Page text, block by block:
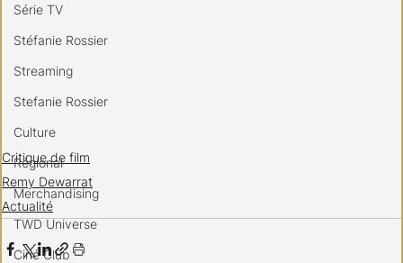
Série TV
Stéfanie Rossier
Streaming
Stefanie Rossier
Culture
Régional
Merchandising
TWD Universe
Ciné Club
Critique de film
Remy Dewarrat
Actualité